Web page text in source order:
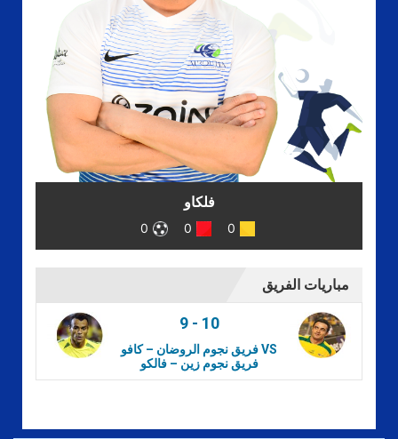
فلكاو
0
0
0
مباريات الفريق
9- 10
فريق نجوم الروضان – كافو VS
فريق نجوم زين – فالكو